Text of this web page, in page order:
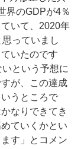
界のGDPが4％
いて、2020年
っていまし
いたのです
という予想に
が、この達成
うところで
なりできてき
ていくかとい
す」とコメン